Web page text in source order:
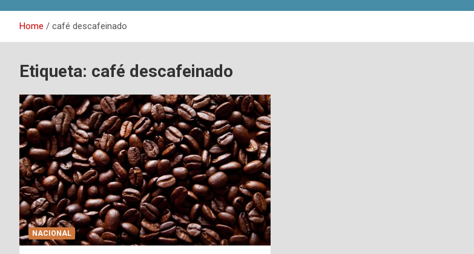
Home café descafeinado
Etiqueta: café descafeinado
NACIONAL